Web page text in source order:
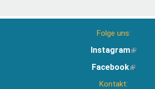
Folge uns:
Instagram(Link
extern)
Facebook(Link
Kontakt: